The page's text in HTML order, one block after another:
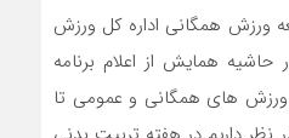
ورزش همگانی اداره کل ورزش
حاشیه همایش از اعلام برنامه
های همگانی و عمومی تا